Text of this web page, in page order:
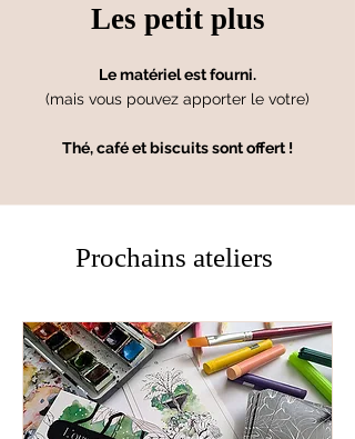
Les petit plus
Le matériel est fourni.
(mais vous pouvez apporter le votre)
Thé, café et biscuits sont offert !
Prochains ateliers